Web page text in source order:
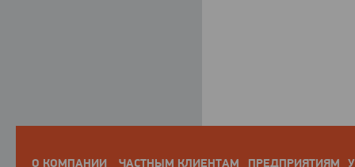
О КОМПАНИИ ЧАСТНЫМ КЛИЕНТАМ ПРЕДПРИЯТИЯМ